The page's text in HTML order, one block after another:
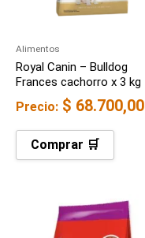
Alimentos
Royal Canin – Bulldog
Frances cachorro x 3 kg
Precio: $ 68.700,00
Comprar 🛒